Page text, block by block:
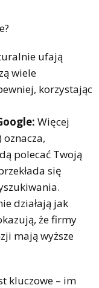
ufają
wiele
korzystając
Więcej
polecać Twoją
się
działają jak
że firmy
mają wyższe
kluczowe – im